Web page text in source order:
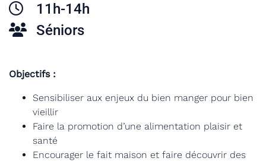
11h-14h
Séniors
Objectifs :
Sensibiliser aux enjeux du bien manger pour bien
vieillir
Faire la promotion d’une alimentation plaisir et
santé
Encourager le fait maison et faire découvrir des